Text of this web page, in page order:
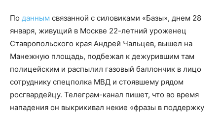
По данным связанной с силовиками «Базы», днем 28
января, живущий в Москве 22-летний уроженец
Ставропольского края Андрей Чальцев, вышел на
Манежную площадь, подбежал к дежурившим там
полицейским и распылил газовый баллончик в лицо
сотруднику спецполка МВД и стоявшему рядом
росгвардейцу. Телеграм-канал пишет, что во время
нападения он выкрикивал некие «фразы в поддержку